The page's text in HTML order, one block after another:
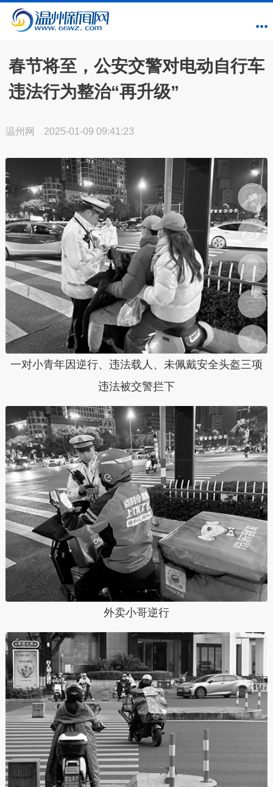
春节将至，公安交警对电动自行车
违法行为整治“再升级”
温州网 2025-01-09 09:41:23
一对小青年因逆行、违法载人、未佩戴安全头盔三项
违法被交警拦下
外卖小哥逆行